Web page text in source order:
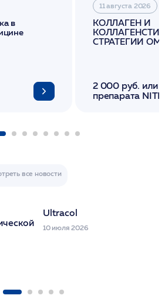
в
11 августа 2026
КОЛЛАГЕН И
СТРАТЕГИИ
2 000 руб. или
препарата
Ultracol
10 июля 2026